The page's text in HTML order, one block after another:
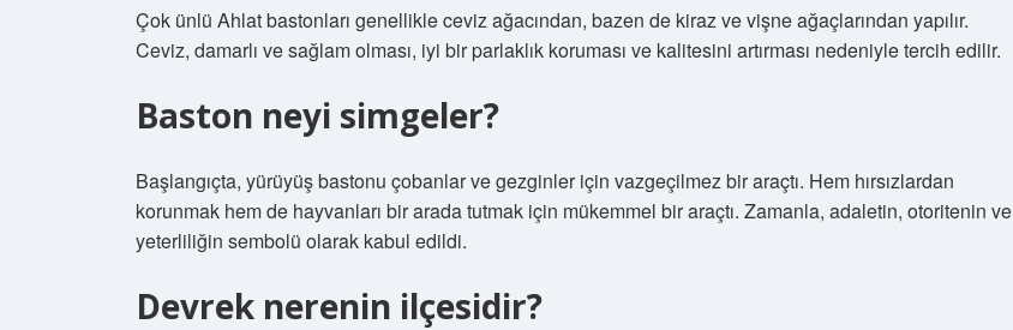
Çok ünlü Ahlat bastonları genellikle ceviz ağacından, bazen de kiraz ve vişne ağaçlarından yapılır.
Ceviz, damarlı ve sağlam olması, iyi bir parlaklık koruması ve kalitesini artırması nedeniyle tercih edilir.
Baston neyi simgeler?
Başlangıçta, yürüyüş bastonu çobanlar ve gezginler için vazgeçilmez bir araçtı. Hem hırsızlardan
korunmak hem de hayvanları bir arada tutmak için mükemmel bir araçtı. Zamanla, adaletin, otoritenin ve
yeterliliğin sembolü olarak kabul edildi.
Devrek nerenin ilçesidir?